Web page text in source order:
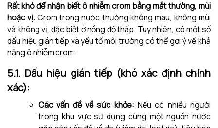
Rất khó để nhận biết ô nhiễm crom bằng mắt thường, mùi
hoặc vị. Crom trong nước thường không màu, không mùi
và không vị, đặc biệt ở nồng độ thấp. Tuy nhiên, có một số
dấu hiệu gián tiếp và yếu tố môi trường có thể gợi ý về khả
năng ô nhiễm crom:
5.1. Dấu hiệu gián tiếp (khó xác định chính
xác):
Các vấn đề về sức khỏe: Nếu có nhiều người
trong khu vực sử dụng cùng một nguồn nước